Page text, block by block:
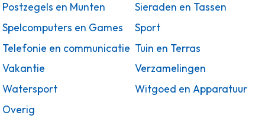
Postzegels en Munten
Sieraden en Tassen
Spelcomputers en Games
Sport
Telefonie en communicatie Tuin en Terras
Vakantie
Verzamelingen
Watersport
Witgoed en Apparatuur
Overig